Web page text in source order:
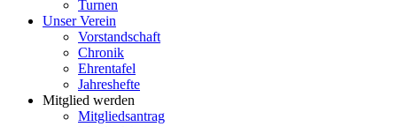
Turnen
Unser Verein
Vorstandschaft
Chronik
Ehrentafel
Jahreshefte
Mitglied werden
Mitgliedsantrag